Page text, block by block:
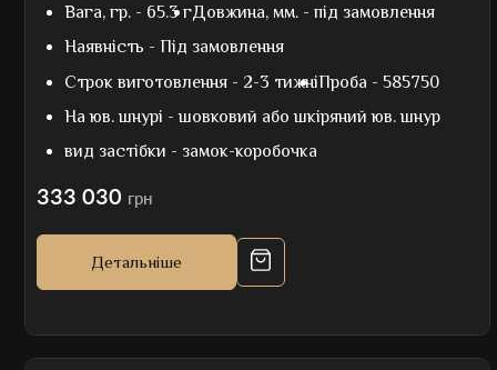
Вага, гр. - 65.3 гДовжина, мм. - під замовлення
Наявність - Під замовлення
Строк виготовлення - 2-3 тижніПроба - 585750
На юв. шнурі -шовковий або шкіряний юв. шнур
вид застібки - замок-коробочка
333 030 грн
Детальніше